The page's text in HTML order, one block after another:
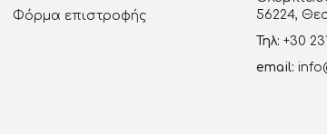
Φόρμα επιστροφής
56224,
Τηλ: +30
email: